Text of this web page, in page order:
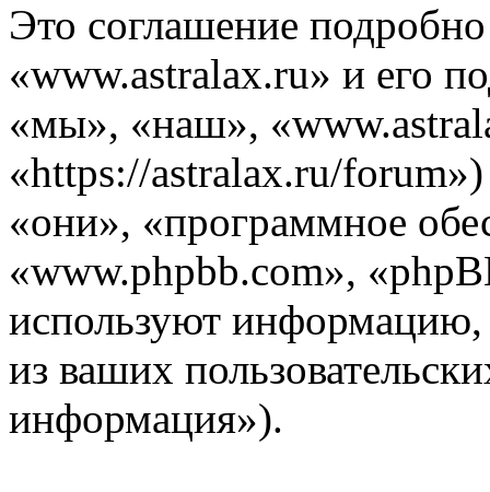
Это соглашение подробно
«www.astralax.ru» и его
«мы», «наш»,
«https://astralax.ru/
«они», «программное
«www.phpbb.com»,
используют
из ваших
информация»).